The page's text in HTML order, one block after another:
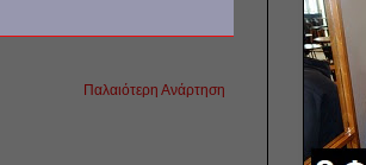
Παλαιότερη Ανάρτηση